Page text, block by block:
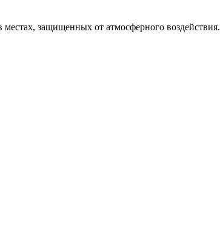
защищенных от атмосферного воздействия.